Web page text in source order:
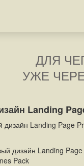
ДЛЯ
УЖЕ
Landing
Landing Page
дизайн Landing
Pack